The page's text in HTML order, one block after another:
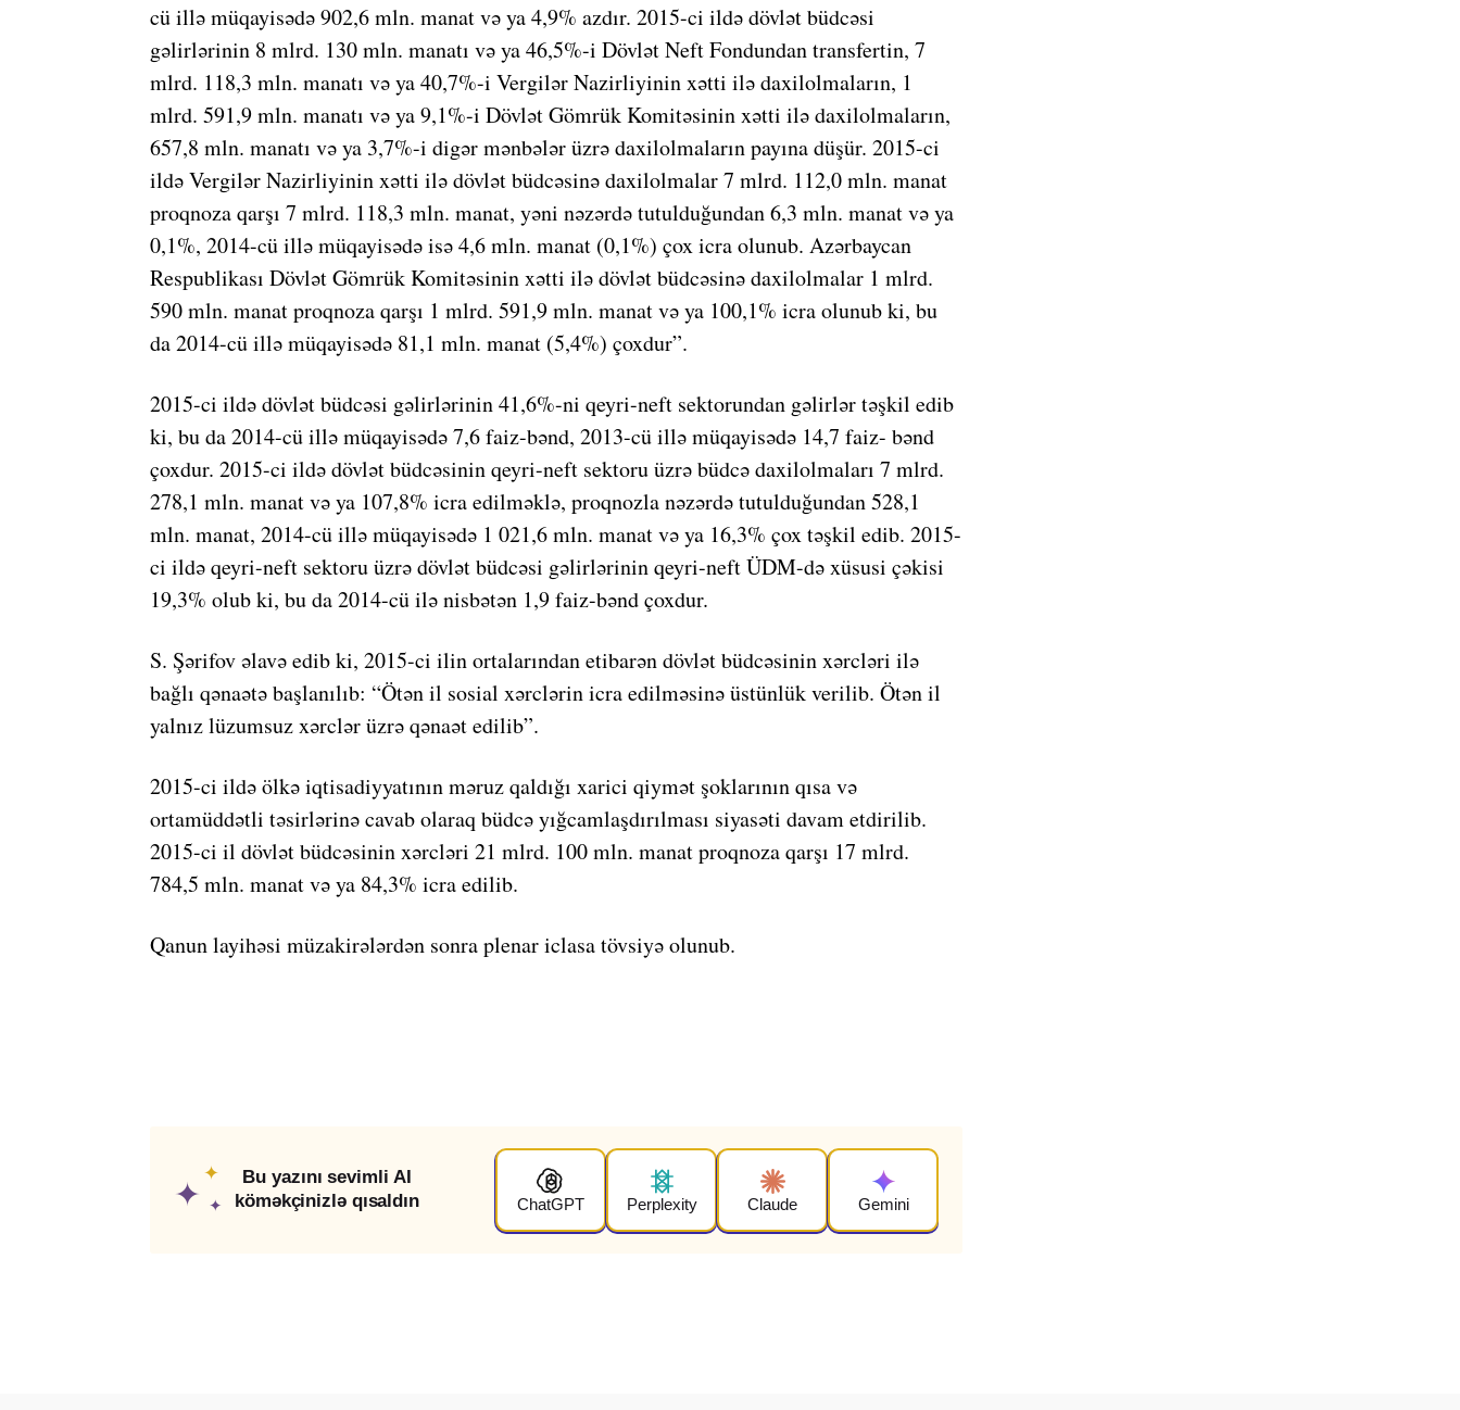
cü illə müqayisədə 902,6 mln. manat və ya 4,9% azdır. 2015-ci ildə dövlət büdcəsi
gəlirlərinin 8 mlrd. 130 mln. manatı və ya 46,5%-i Dövlət Neft Fondundan transfertin, 7
mlrd. 118,3 mln. manatı və ya 40,7%-i Vergilər Nazirliyinin xətti ilə daxilolmaların, 1
mlrd. 591,9 mln. manatı və ya 9,1%-i Dövlət Gömrük Komitəsinin xətti ilə daxilolmaların,
657,8 mln. manatı və ya 3,7%-i digər mənbələr üzrə daxilolmaların payına düşür. 2015-ci
ildə Vergilər Nazirliyinin xətti ilə dövlət büdcəsinə daxilolmalar 7 mlrd. 112,0 mln. manat
proqnoza qarşı 7 mlrd. 118,3 mln. manat, yəni nəzərdə tutulduğundan 6,3 mln. manat və ya
0,1%, 2014-cü illə müqayisədə isə 4,6 mln. manat (0,1%) çox icra olunub. Azərbaycan
Respublikası Dövlət Gömrük Komitəsinin xətti ilə dövlət büdcəsinə daxilolmalar 1 mlrd.
590 mln. manat proqnoza qarşı 1 mlrd. 591,9 mln. manat və ya 100,1% icra olunub ki, bu
da 2014-cü illə müqayisədə 81,1 mln. manat (5,4%) çoxdur”.
2015-ci ildə dövlət büdcəsi gəlirlərinin 41,6%-ni qeyri-neft sektorundan gəlirlər təşkil edib
ki, bu da 2014-cü illə müqayisədə 7,6 faiz-bənd, 2013-cü illə müqayisədə 14,7 faiz- bənd
çoxdur. 2015-ci ildə dövlət büdcəsinin qeyri-neft sektoru üzrə büdcə daxilolmaları 7 mlrd.
278,1 mln. manat və ya 107,8% icra edilməklə, proqnozla nəzərdə tutulduğundan 528,1
mln. manat, 2014-cü illə müqayisədə 1 021,6 mln. manat və ya 16,3% çox təşkil edib. 2015-
ci ildə qeyri-neft sektoru üzrə dövlət büdcəsi gəlirlərinin qeyri-neft ÜDM-də xüsusi çəkisi
19,3% olub ki, bu da 2014-cü ilə nisbətən 1,9 faiz-bənd çoxdur.
S. Şərifov əlavə edib ki, 2015-ci ilin ortalarından etibarən dövlət büdcəsinin xərcləri ilə
bağlı qənaətə başlanılıb: “Ötən il sosial xərclərin icra edilməsinə üstünlük verilib. Ötən il
yalnız lüzumsuz xərclər üzrə qənaət edilib”.
2015-ci ildə ölkə iqtisadiyyatının məruz qaldığı xarici qiymət şoklarının qısa və
ortamüddətli təsirlərinə cavab olaraq büdcə yığcamlaşdırılması siyasəti davam etdirilib.
2015-ci il dövlət büdcəsinin xərcləri 21 mlrd. 100 mln. manat proqnoza qarşı 17 mlrd.
784,5 mln. manat və ya 84,3% icra edilib.
Qanun layihəsi müzakirələrdən sonra plenar iclasa tövsiyə olunub.
✦
✦
✦
Bu yazını sevimli AI
köməkçinizlə qısaldın
ChatGPT Perplexity Claude Gemini